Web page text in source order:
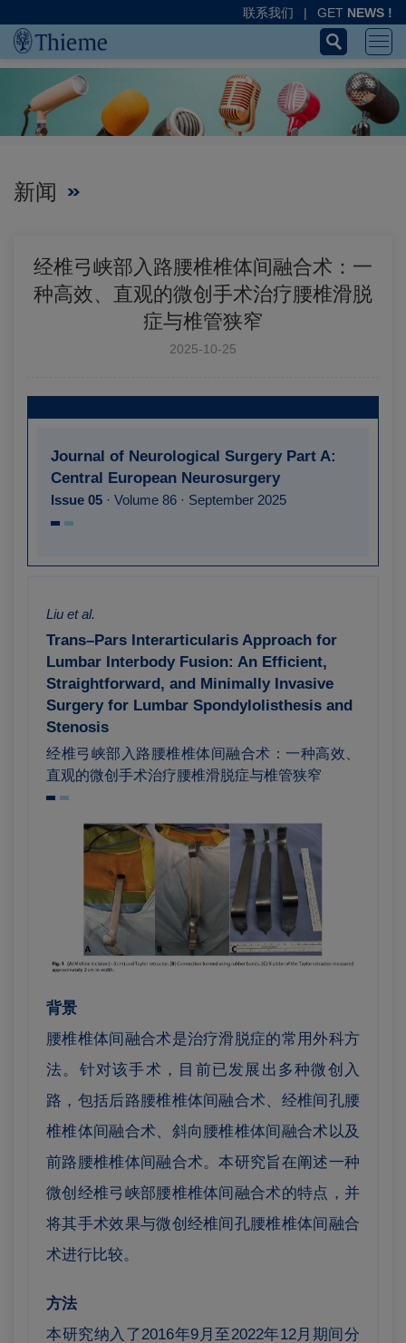
联系我们 | GET NEWS !
新闻
经椎弓峡部入路腰椎椎体间融合术：一
种高效、直观的微创手术治疗腰椎滑脱
症与椎管狭窄
2025-10-25
Journal of Neurological Surgery Part A:
Central European Neurosurgery
Issue 05 · Volume 86 · September 2025
Liu et al.
Trans–Pars Interarticularis Approach for
Lumbar Interbody Fusion: An Efficient,
Straightforward, and Minimally Invasive
Surgery for Lumbar Spondylolisthesis and
Stenosis
经椎弓峡部入路腰椎椎体间融合术：一种高效、
直观的微创手术治疗腰椎滑脱症与椎管狭窄
背景
腰椎椎体间融合术是治疗滑脱症的常用外科方
法。针对该手术，目前已发展出多种微创入
路，包括后路腰椎椎体间融合术、经椎间孔腰
椎椎体间融合术、斜向腰椎椎体间融合术以及
前路腰椎椎体间融合术。本研究旨在阐述一种
微创经椎弓峡部腰椎椎体间融合术的特点，并
将其手术效果与微创经椎间孔腰椎椎体间融合
术进行比较。
方法
本研究纳入了2016年9月至2022年12月期间分